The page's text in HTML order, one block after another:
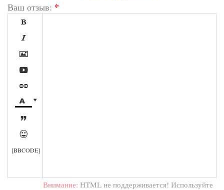
Ваш отзыв: *









[BBCODE]
Внимание: HTML не поддерживается! Используйте